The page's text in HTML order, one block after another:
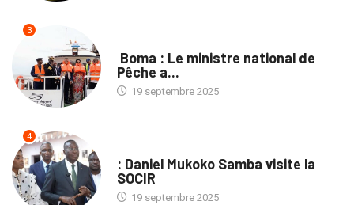
3
Boma : Le ministre national de
Pêche a...
19 septembre 2025
4
: Daniel Mukoko Samba visite la
SOCIR
19 septembre 2025